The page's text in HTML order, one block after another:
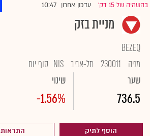
בהשהיה של 15 דק' |עדכון אחרון 10:47
מניית בזק
BEZEQ
מניה 230011 תל-אביב NIS סוף יום
שער
736.5
שינוי
-1.56%
הוסף לתיק התראות